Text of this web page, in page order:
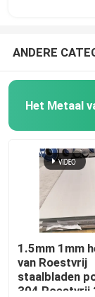
ANDERE
Het Metaal
1.5mm 1mm
van Roestvrij
staalbladen
304 Roestvrij